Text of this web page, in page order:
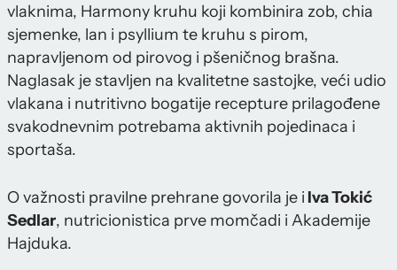
vlaknima, Harmony kruhu koji kombinira zob, chia
sjemenke, lan i psyllium te kruhu s pirom,
napravljenom od pirovog i pšeničnog brašna.
Naglasak je stavljen na kvalitetne sastojke, veći udio
vlakana i nutritivno bogatije recepture prilagođene
svakodnevnim potrebama aktivnih pojedinaca i
sportaša.
O važnosti pravilne prehrane govorila je i Iva Tokić
Sedlar, nutricionistica prve momčadi i Akademije
Hajduka.